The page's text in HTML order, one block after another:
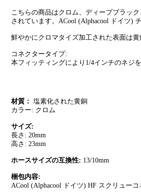
こちらの商品はクロム、ディープブラッ
されています。ACool (Alphacool ドイツ)
鮮やかにクロマタイズ加工された表面は
コネクタータイプ:
本フィッティングにより1/4インチのネジ
材質： 塩素化された黄銅
カラー: クロム
サイズ:
長さ: 20mm
高さ: 23mm
ホースサイズの互換性: 13/10mm
梱包内容:
ACool (Alphacool ドイツ) HF スクリュー